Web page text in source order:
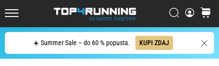
☀️ Summer Sale – do 60 % popusta. KUPI ZDAJ
Iskanje
Iskanje
kolenu
bodo
vsaj
življenju
Filtr